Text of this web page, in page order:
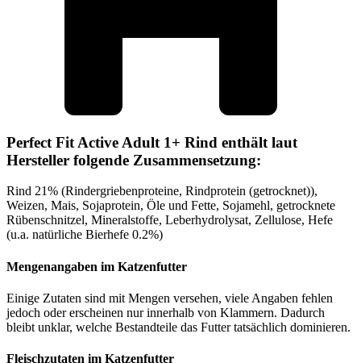
Perfect Fit Active Adult 1+ Rind enthält laut
Hersteller folgende Zusammensetzung:
Rind 21% (Rindergriebenproteine, Rindprotein (getrocknet)),
Weizen, Mais, Sojaprotein, Öle und Fette, Sojamehl, getrocknete
Rübenschnitzel, Mineralstoffe, Leberhydrolysat, Zellulose, Hefe
(u.a. natürliche Bierhefe 0.2%)
Mengenangaben im Katzenfutter
Einige Zutaten sind mit Mengen versehen, viele Angaben fehlen
jedoch oder erscheinen nur innerhalb von Klammern. Dadurch
bleibt unklar, welche Bestandteile das Futter tatsächlich dominieren.
Fleischzutaten im Katzenfutter